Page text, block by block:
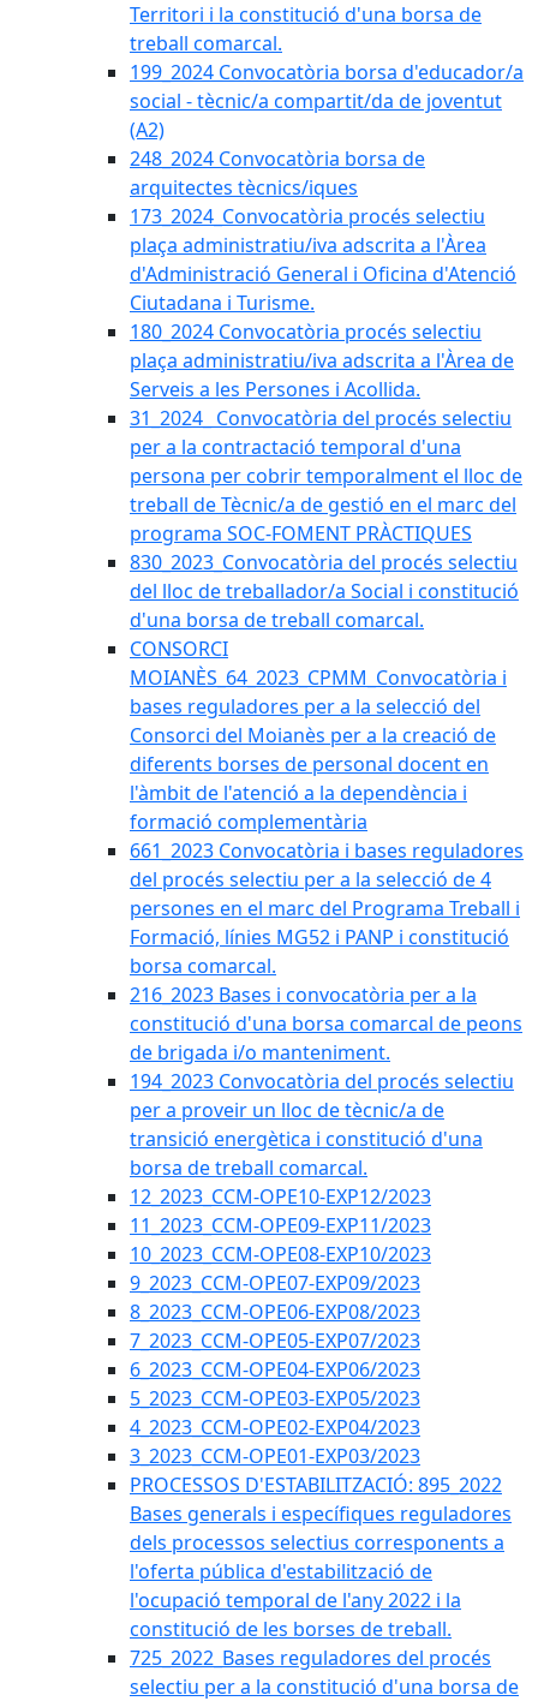
Territori i la constitució d'una borsa de
treball comarcal.
199_2024 Convocatòria borsa d'educador/a
social - tècnic/a compartit/da de joventut
(A2)
248_2024 Convocatòria borsa de
arquitectes tècnics/iques
173_2024_Convocatòria procés selectiu
plaça administratiu/iva adscrita a l'Àrea
d'Administració General i Oficina d'Atenció
Ciutadana i Turisme.
180_2024 Convocatòria procés selectiu
plaça administratiu/iva adscrita a l'Àrea de
Serveis a les Persones i Acollida.
31_2024_ Convocatòria del procés selectiu
per a la contractació temporal d'una
persona per cobrir temporalment el lloc de
treball de Tècnic/a de gestió en el marc del
programa SOC-FOMENT PRÀCTIQUES
830_2023_Convocatòria del procés selectiu
del lloc de treballador/a Social i constitució
d'una borsa de treball comarcal.
CONSORCI
MOIANÈS_64_2023_CPMM_Convocatòria i
bases reguladores per a la selecció del
Consorci del Moianès per a la creació de
diferents borses de personal docent en
l'àmbit de l'atenció a la dependència i
formació complementària
661_2023 Convocatòria i bases reguladores
del procés selectiu per a la selecció de 4
persones en el marc del Programa Treball i
Formació, línies MG52 i PANP i constitució
borsa comarcal.
216_2023 Bases i convocatòria per a la
constitució d'una borsa comarcal de peons
de brigada i/o manteniment.
194_2023 Convocatòria del procés selectiu
per a proveir un lloc de tècnic/a de
transició energètica i constitució d'una
borsa de treball comarcal.
12_2023_CCM-OPE10-EXP12/2023
11_2023_CCM-OPE09-EXP11/2023
10_2023_CCM-OPE08-EXP10/2023
9_2023_CCM-OPE07-EXP09/2023
8_2023_CCM-OPE06-EXP08/2023
7_2023_CCM-OPE05-EXP07/2023
6_2023_CCM-OPE04-EXP06/2023
5_2023_CCM-OPE03-EXP05/2023
4_2023_CCM-OPE02-EXP04/2023
3_2023_CCM-OPE01-EXP03/2023
PROCESSOS D'ESTABILITZACIÓ: 895_2022
Bases generals i específiques reguladores
dels processos selectius corresponents a
l'oferta pública d'estabilització de
l'ocupació temporal de l'any 2022 i la
constitució de les borses de treball.
725_2022_Bases reguladores del procés
selectiu per a la constitució d'una borsa de